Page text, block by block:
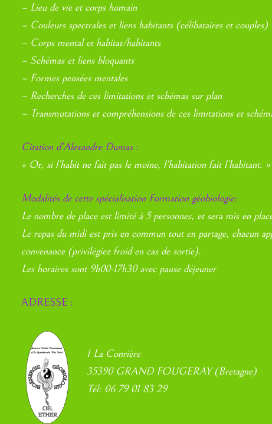
– Lieu de vie et corps humain
– Couleurs spectrales et liens habitants (célibataires et couples)
– Corps mental et habitat/habitants
– Schémas et liens bloquants
– Formes pensées mentales
– Recherches de ces limitations et schémas sur plan
– Transmutations et compréhensions de ces limitations et
Citation d’Alexandre Dumas :
« Or, si l’habit ne fait pas le moine, l’habitation fait l’habitant. »
Modalités de cette spécialisation Formation géobiologie:
Le nombre de place est limité à 5 personnes, et sera mis en
Le repas du midi est pris en commun tout en partage, chacun
convenance (privilégiez froid en cas de sortie).
Les horaires sont 9h00-17h30 avec pause déjeuner
ADRESSE :
1 La Conrière
35390 GRAND FOUGERAY (Bretagne)
Tél: 06 79 01 83 29